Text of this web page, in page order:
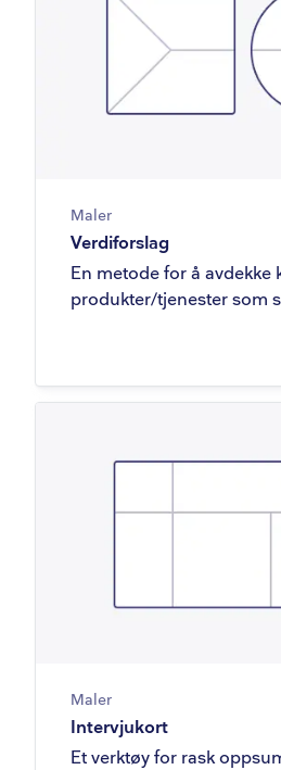
Maler
Verdiforslag
En metode for å avdekke
produkter/tjenester som
Maler
Intervjukort
Et verktøy for rask